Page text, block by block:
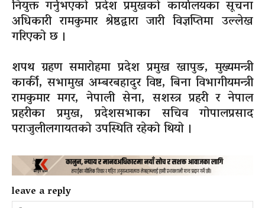
नियुक्त गर्नुभएको प्रदेश प्रमुखको कार्यालयका सूचना
अधिकारी रामकुमार श्रेष्ठद्वारा जारी विज्ञप्तिमा उल्लेख
गरिएको छ ।
शपथ ग्रहण समारोहमा प्रदेश प्रमुख खापुङ, मुख्यमन्त्री
कार्की, सभामुख अम्बरबहादुर विष्ट, बिना विभागीयमन्त्री
रामकुमार मगर, नेपाली सेना, सशस्त्र प्रहरी र नेपाल
प्रहरीका प्रमुख, प्रदेशसभाका सचिव गोपालप्रसाद
पराजुलीलगायतको उपस्थिति रहेको थियो ।
leave a reply